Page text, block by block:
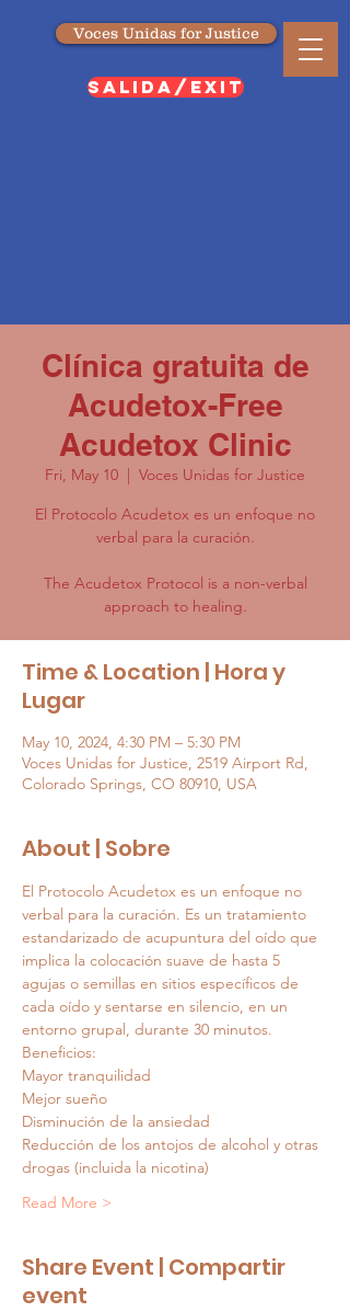
Voces Unidas for Justice
SALIDA/EXIT
Clínica gratuita de
Acudetox-Free
Acudetox Clinic
Fri, May 10
  |
Voces Unidas for Justice
El Protocolo Acudetox es un enfoque no
verbal para la curación.
The Acudetox Protocol is a non-verbal
approach to healing.
Time & Location | Hora y
Lugar
May 10, 2024, 4:30 PM – 5:30 PM
Voces Unidas for Justice, 2519 Airport Rd,
Colorado Springs, CO 80910, USA
About | Sobre
El Protocolo Acudetox es un enfoque no
verbal para la curación. Es un tratamiento
estandarizado de acupuntura del oído que
implica la colocación suave de hasta 5
agujas o semillas en sitios específicos de
cada oído y sentarse en silencio, en un
entorno grupal, durante 30 minutos.
Beneficios:
Mayor tranquilidad
Mejor sueño
Disminución de la ansiedad
Reducción de los antojos de alcohol y otras
drogas (incluida la nicotina)
Read More >
Share Event | Compartir
event